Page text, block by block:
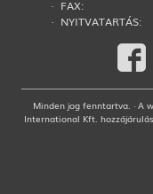
· FAX:
· NYITVATARTÁS:
Minden jog fenntartva. · A
International Kft.